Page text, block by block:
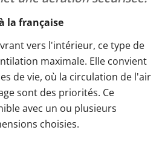
la française
vers l'intérieur, ce type de
maximale. Elle convient
de vie, où la circulation de l'air
sont des priorités. Ce
avec un ou plusieurs
choisies.